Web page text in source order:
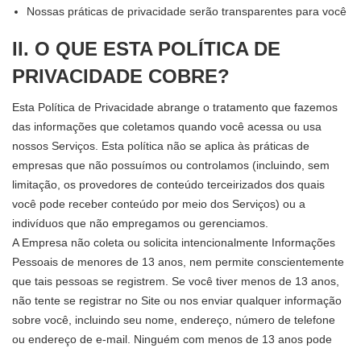
Nossas práticas de privacidade serão transparentes para você
II. O QUE ESTA POLÍTICA DE
PRIVACIDADE COBRE?
Esta Política de Privacidade abrange o tratamento que fazemos
das informações que coletamos quando você acessa ou usa
nossos Serviços. Esta política não se aplica às práticas de
empresas que não possuímos ou controlamos (incluindo, sem
limitação, os provedores de conteúdo terceirizados dos quais
você pode receber conteúdo por meio dos Serviços) ou a
indivíduos que não empregamos ou gerenciamos.
A Empresa não coleta ou solicita intencionalmente Informações
Pessoais de menores de 13 anos, nem permite conscientemente
que tais pessoas se registrem. Se você tiver menos de 13 anos,
não tente se registrar no Site ou nos enviar qualquer informação
sobre você, incluindo seu nome, endereço, número de telefone
ou endereço de e-mail. Ninguém com menos de 13 anos pode